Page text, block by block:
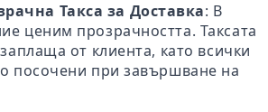
Такса за Доставка: В
ценим прозрачността. Таксата
от клиента, като всички
посочени при завършване на